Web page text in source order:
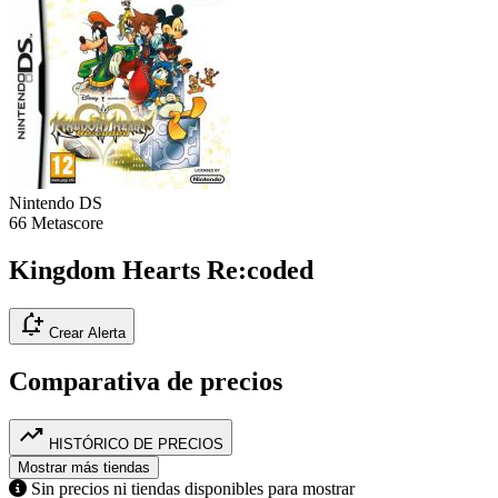
Nintendo DS
66 Metascore
Kingdom Hearts Re:coded
notification_add Crear Alerta
Comparativa de precios
trending_up HISTÓRICO DE PRECIOS
Mostrar más tiendas
Sin precios ni tiendas disponibles para mostrar